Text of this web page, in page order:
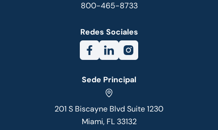
800-465-8733
Redes Sociales
Sede Principal
201 S Biscayne Blvd Suite 1230
Miami, FL 33132